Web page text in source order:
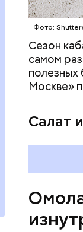
Фото:
Сезон
самом
полезных
Москве»
Салат
кожи;
плода.
ряда
лютеин
наше
калий